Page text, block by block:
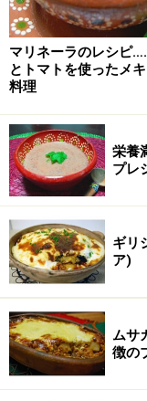
ヌックマム
レモン汁
きび砂糖
ニンニク
赤唐辛子
水
ベトナム流
順
■ベトナム流！焼
1
材料を入れ、
マリネーラのレシピ
とトマトを使ったメ
料理
栄養
プレ
ギリ
ア)
ムサ
徴の